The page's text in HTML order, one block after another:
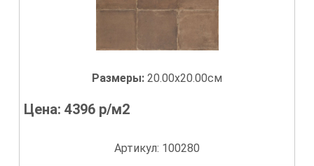
Размеры: 20.00x20.00см
Цена:4396 р/м2
Артикул: 100280